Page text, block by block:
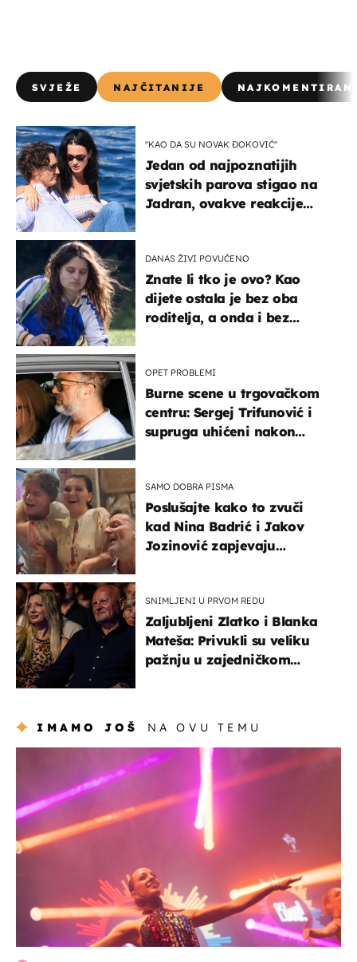
SVJEŽE NAJČITANIJE
"KAO DA SU NOVAK ĐOKOVIĆ"
Jedan od najpoznatijih
svjetskih parova stigao na
Jadran, ovakve reakcije
DANAS ŽIVI POVUČENO
Znate li tko je ovo? Kao
dijete ostala je bez oba
roditelja, a onda i bez
OPET PROBLEMI
Burne scene u trgovačkom
centru: Sergej Trifunović i
supruga uhićeni nakon
SAMO DOBRA PISMA
Poslušajte kako to zvuči
kad Nina Badrić i Jakov
Jozinović zapjevaju
SNIMLJENI U PRVOM REDU
Zaljubljeni Zlatko i Blanka
Mateša: Privukli su veliku
pažnju u zajedničkom
IMAMO JOŠ NA OVU TEMU